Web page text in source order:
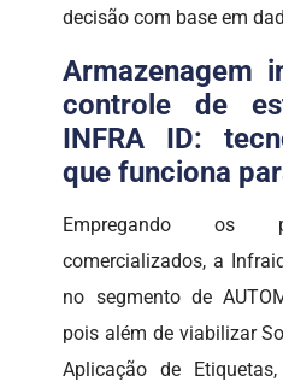
decisão com base em
Armazenagem
controle de
INFRA ID:
que funciona
Empregando os
comercializados, a
no segmento de
pois além de viabilizar
Aplicação de